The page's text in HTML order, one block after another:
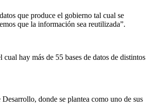
que produce el gobierno tal cual se
que la información sea reutilizada”.
hay más de 55 bases de datos de distintos
donde se plantea como uno de sus